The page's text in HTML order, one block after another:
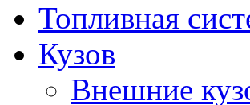
Топливная
Кузов
Внешние